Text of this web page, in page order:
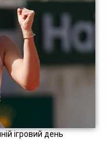
ігровий день